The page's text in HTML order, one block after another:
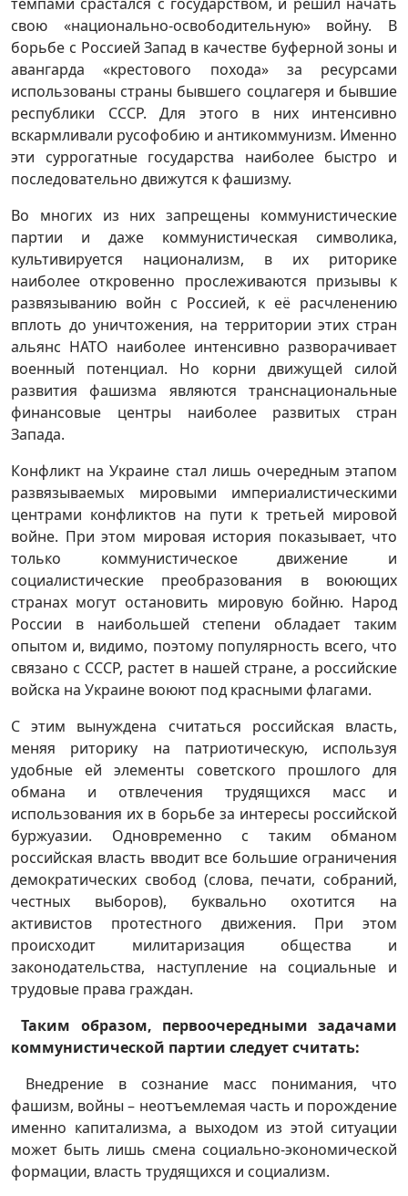
свою «национально-освободительную» войну. В
борьбе с Россией Запад в качестве буферной зоны и
авангарда «крестового похода» за ресурсами
использованы страны бывшего соцлагеря и бывшие
республики СССР. Для этого в них интенсивно
вскармливали русофобию и антикоммунизм. Именно
эти суррогатные государства наиболее быстро и
последовательно движутся к фашизму.
Во многих из них запрещены коммунистические
партии и даже коммунистическая символика,
культивируется национализм, в их риторике
наиболее откровенно прослеживаются призывы к
развязыванию войн с Россией, к её расчленению
вплоть до уничтожения, на территории этих стран
альянс НАТО наиболее интенсивно разворачивает
военный потенциал. Но корни движущей силой
развития фашизма являются транснациональные
финансовые центры наиболее развитых стран
Запада.
Конфликт на Украине стал лишь очередным этапом
развязываемых мировыми империалистическими
центрами конфликтов на пути к третьей мировой
войне. При этом мировая история показывает, что
только коммунистическое движение и
социалистические преобразования в воюющих
странах могут остановить мировую бойню. Народ
России в наибольшей степени обладает таким
опытом и, видимо, поэтому популярность всего, что
связано с СССР, растет в нашей стране, а российские
войска на Украине воюют под красными флагами.
С этим вынуждена считаться российская власть,
меняя риторику на патриотическую, используя
удобные ей элементы советского прошлого для
обмана и отвлечения трудящихся масс и
использования их в борьбе за интересы российской
буржуазии. Одновременно с таким обманом
российская власть вводит все большие ограничения
демократических свобод (слова, печати, собраний,
честных выборов), буквально охотится на
активистов протестного движения. При этом
происходит милитаризация общества и
законодательства, наступление на социальные и
трудовые права граждан.
Таким образом, первоочередными задачами
коммунистической партии следует считать:
Внедрение в сознание масс понимания, что
фашизм, войны – неотъемлемая часть и порождение
именно капитализма, а выходом из этой ситуации
может быть лишь смена социально-экономической
формации, власть трудящихся и социализм.